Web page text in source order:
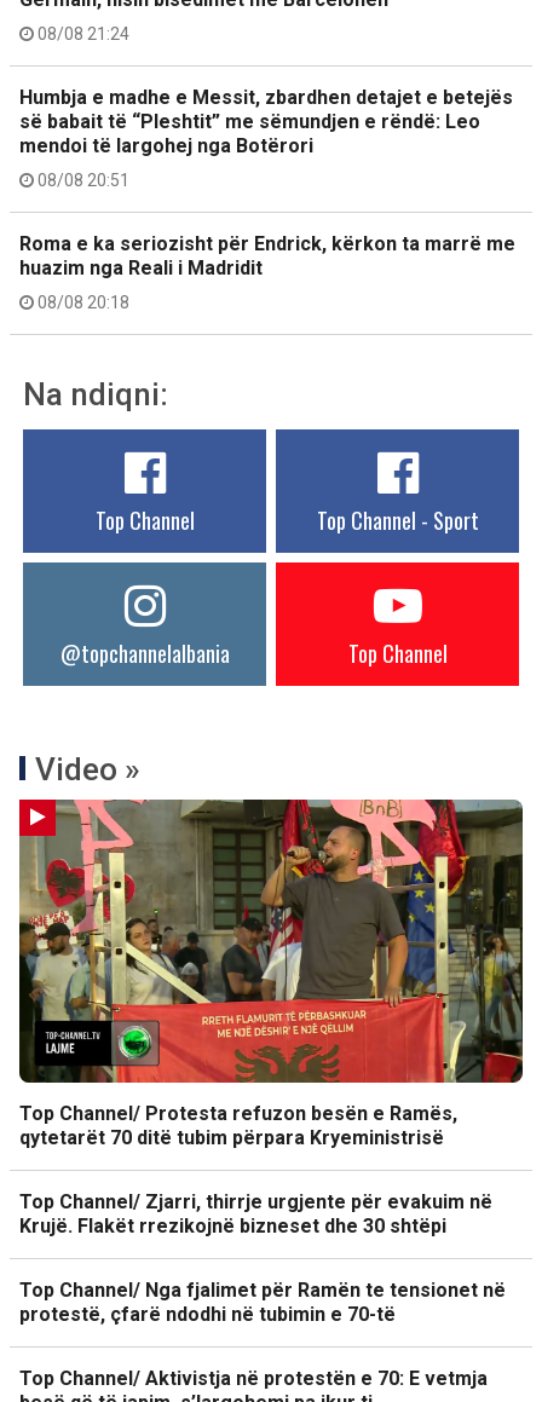
08/08 21:24
Humbja e madhe e Messit, zbardhen detajet e betejës
së babait të “Pleshtit” me sëmundjen e rëndë: Leo
mendoi të largohej nga Botërori
08/08 20:51
Roma e ka seriozisht për Endrick, kërkon ta marrë me
huazim nga Reali i Madridit
08/08 20:18
Na ndiqni:
Top Channel Top Channel - Sport
@topchannelalbania Top Channel
Video »
Top Channel/ Protesta refuzon besën e Ramës,
qytetarët 70 ditë tubim përpara Kryeministrisë
Top Channel/ Zjarri, thirrje urgjente për evakuim në
Krujë. Flakët rrezikojnë bizneset dhe 30 shtëpi
Top Channel/ Nga fjalimet për Ramën te tensionet në
protestë, çfarë ndodhi në tubimin e 70-të
Top Channel/ Aktivistja në protestën e 70: E vetmja